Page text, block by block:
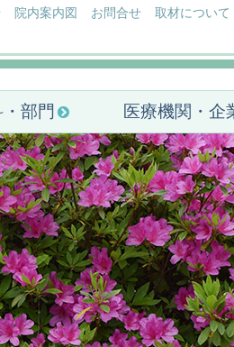
院内案内図 お問合せ 取材について
部門 医療機関・企